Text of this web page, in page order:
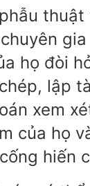
họ đòi
lập
xem
của họ
hiến